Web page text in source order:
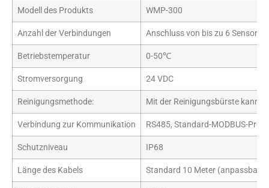
Modell des Produkts WMP-300
Anzahl der Verbindungen Anschluss von bis zu 6 Sensoren
Betriebstemperatur 0-50℃
Stromversorgung 24 VDC
Reinigungsmethode: Mit der Reinigungsbürste kann
Verbindung zur Kommunikation RS485, Standard-MODBUS-
Schutzniveau IP68
Länge des Kabels Standard 10 Meter (anpassbar)